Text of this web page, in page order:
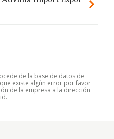
de la base de datos de
que existe algún error por favor
de la empresa a la dirección